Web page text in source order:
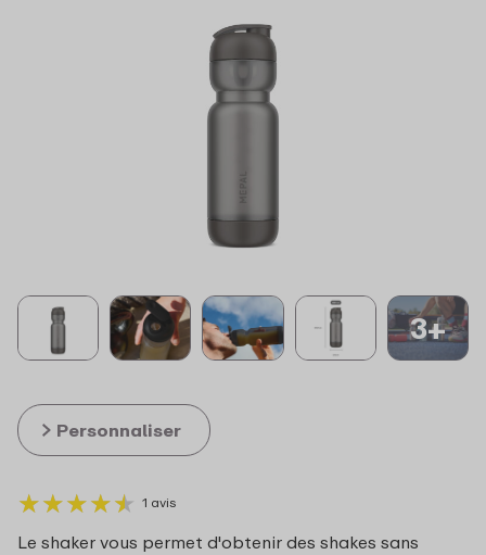
3+
★★★★★
★★★★★ 1 avis
Le shaker vous permet d'obtenir des shakes sans
Personnaliser